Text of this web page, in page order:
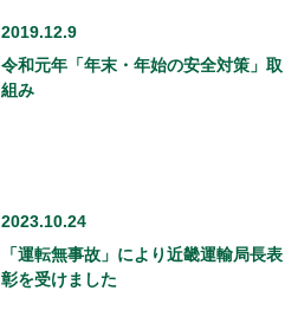
2019.12.9
令和元年「年末・年始の安全対策」取
組み
2023.10.24
「運転無事故」により近畿運輸局長表
彰を受けました